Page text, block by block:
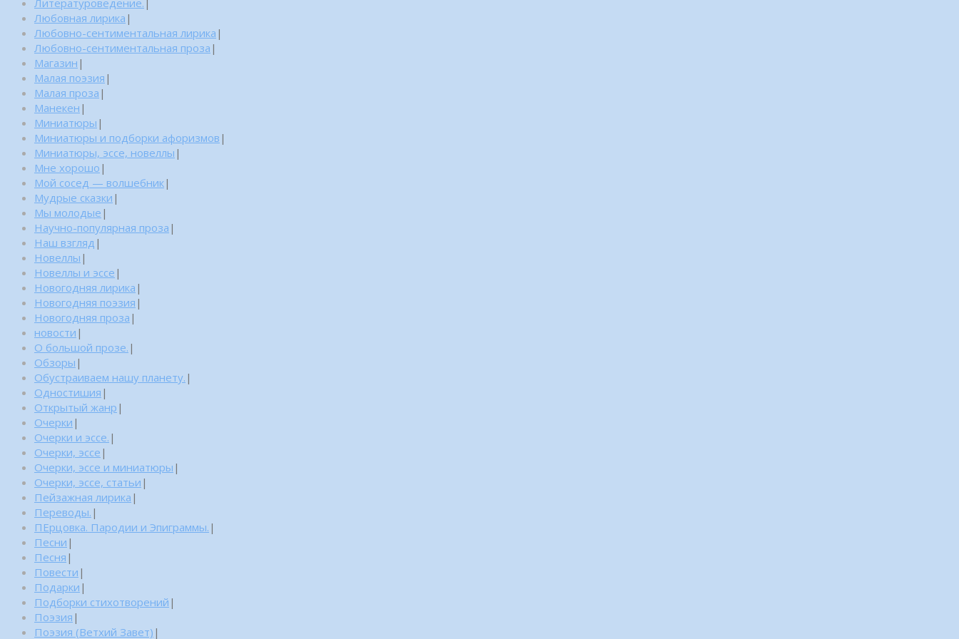
Любовная лирика |
Любовно-сентиментальная лирика |
Любовно-сентиментальная проза |
Магазин |
Малая поэзия |
Малая проза |
Манекен |
Миниатюры |
Миниатюры и подборки афоризмов |
Миниатюры, эссе, новеллы |
Мне хорошо |
Мой сосед — волшебник|
Мудрые сказки |
Мы молодые |
Научно-популярная проза |
Наш взгляд |
Новеллы |
Новеллы и эссе |
Новогодняя лирика |
Новогодняя поэзия |
Новогодняя проза |
новости |
О большой прозе. |
Обзоры |
Обустраиваем нашу планету. |
Одностишия |
Открытый жанр |
Очерки |
Очерки и эссе. |
Очерки, эссе |
Очерки, эссе и миниатюры |
Очерки, эссе, статьи |
Пейзажная лирика |
Переводы. |
ПЕрцовка. Пародии и Эпиграммы. |
Песни |
Песня |
Повести |
Подарки |
Подборки стихотворений |
Поэзия |
Поэзия (Ветхий Завет) |